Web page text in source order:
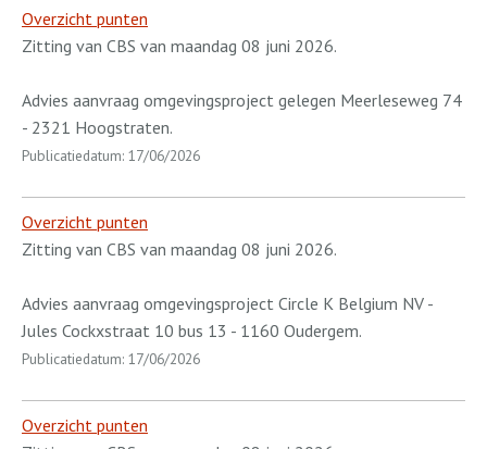
Overzicht punten
Zitting van CBS van maandag 08 juni 2026.
Advies aanvraag omgevingsproject gelegen Meerleseweg 74
- 2321 Hoogstraten.
Publicatiedatum: 17/06/2026
Overzicht punten
Zitting van CBS van maandag 08 juni 2026.
Advies aanvraag omgevingsproject Circle K Belgium NV -
Jules Cockxstraat 10 bus 13 - 1160 Oudergem.
Publicatiedatum: 17/06/2026
Overzicht punten